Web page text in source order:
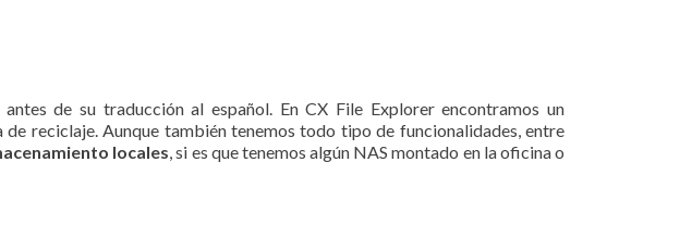
de su traducción al español. En CX File Explorer encontramos un
reciclaje. Aunque también tenemos todo tipo de funcionalidades, entre
locales, si es que tenemos algún NAS montado en la oficina o